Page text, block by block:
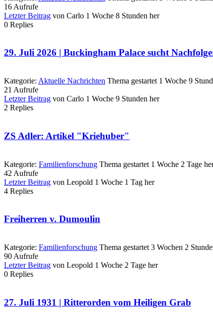
16 Aufrufe
Letzter Beitrag von Carlo 1 Woche 8 Stunden her
0 Replies
29. Juli 2026 | Buckingham Palace sucht
Kategorie: Aktuelle Nachrichten Thema gestartet 1 Woche 9
21 Aufrufe
Letzter Beitrag von Carlo 1 Woche 9 Stunden her
2 Replies
ZS Adler: Artikel "Kriehuber"
Kategorie: Familienforschung Thema gestartet 1 Woche 2 Tage
42 Aufrufe
Letzter Beitrag von Leopold 1 Woche 1 Tag her
4 Replies
Freiherren v. Dumoulin
Kategorie: Familienforschung Thema gestartet 3 Wochen 2
90 Aufrufe
Letzter Beitrag von Leopold 1 Woche 2 Tage her
0 Replies
27. Juli 1931 | Ritterorden vom Heiligen Grab